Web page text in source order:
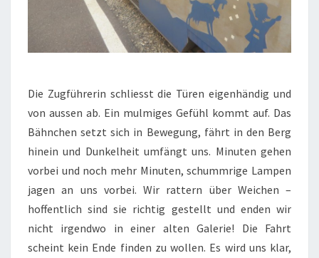
Die Zugführerin schliesst die Türen eigenhändig und
von aussen ab. Ein mulmiges Gefühl kommt auf. Das
Bähnchen setzt sich in Bewegung, fährt in den Berg
hinein und Dunkelheit umfängt uns. Minuten gehen
vorbei und noch mehr Minuten, schummrige Lampen
jagen an uns vorbei. Wir rattern über Weichen –
hoffentlich sind sie richtig gestellt und enden wir
nicht irgendwo in einer alten Galerie! Die Fahrt
scheint kein Ende finden zu wollen. Es wird uns klar,